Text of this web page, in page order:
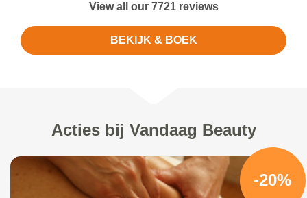
View all our 7721 reviews
BEKIJK & BOEK
Acties bij Vandaag Beauty
-20%